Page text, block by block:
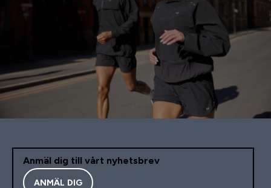
Anmäl dig till vårt nyhetsbrev
ANMÄL DIG